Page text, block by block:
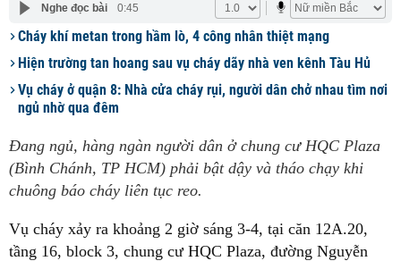
Nghe đọc bài 0:45
Cháy khí metan trong hầm lò, 4 công nhân thiệt mạng
Hiện trường tan hoang sau vụ cháy dãy nhà ven kênh Tàu Hủ
Vụ cháy ở quận 8: Nhà cửa cháy rụi, người dân chở nhau tìm nơi
ngủ nhờ qua đêm
Đang ngủ, hàng ngàn người dân ở chung cư HQC Plaza
(Bình Chánh, TP HCM) phải bật dậy và tháo chạy khi
chuông báo cháy liên tục reo.
Vụ cháy xảy ra khoảng 2 giờ sáng 3-4, tại căn 12A.20,
tầng 16, block 3, chung cư HQC Plaza, đường Nguyễn